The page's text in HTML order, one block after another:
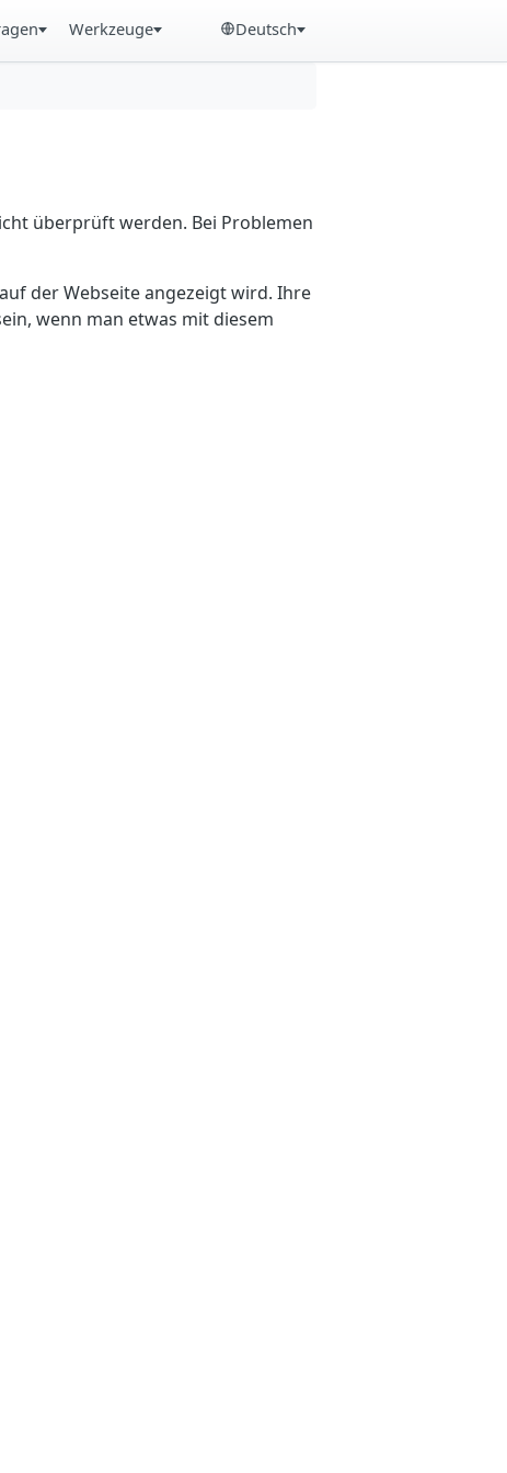
Werkzeuge Deutsch
überprüft werden. Bei Problemen
der Webseite angezeigt wird. Ihre
wenn man etwas mit diesem